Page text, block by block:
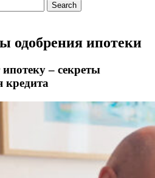
Search
одобрения ипотеки
– секреты
кредита